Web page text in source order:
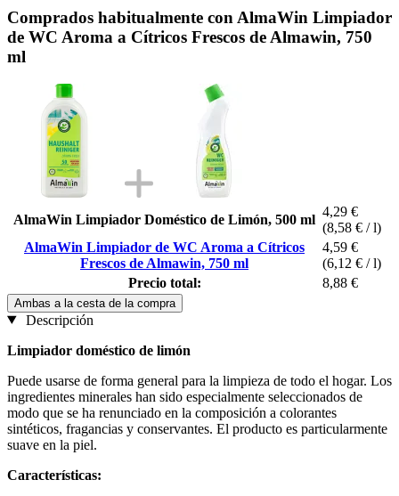
Comprados habitualmente con AlmaWin Limpiador
de WC Aroma a Cítricos Frescos de Almawin, 750
ml
AlmaWin Limpiador Doméstico de Limón, 500 ml
4,29 €
(8,58 € / l)
AlmaWin Limpiador de WC Aroma a Cítricos
Frescos de Almawin, 750 ml
4,59 €
(6,12 € / l)
Precio total:
8,88 €
Ambas a la cesta de la compra
Descripción
Limpiador doméstico de limón
Puede usarse de forma general para la limpieza de todo el hogar. Los
ingredientes minerales han sido especialmente seleccionados de
modo que se ha renunciado en la composición a colorantes
sintéticos, fragancias y conservantes. El producto es particularmente
suave en la piel.
Características: